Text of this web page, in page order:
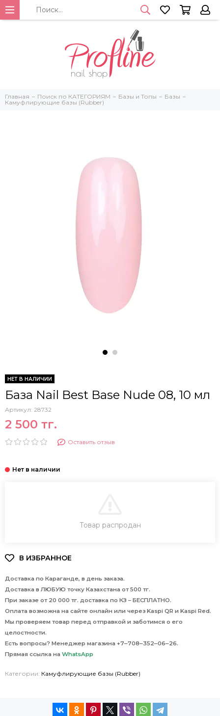
Главная Поиск по КАТЕГОРИЯМ Базы и Топы
Базы
Камуфлирующие базы (Rubber)
НЕТ В НАЛИЧИИ
База Nail Best Base Nude 08, 10 мл
Артикул: 28732
2 500 тг.
Оставить отзыв
Товар распродан
Доставка по Караганде, в день заказа.
Доставка в ЛЮБУЮ точку Казахстана от 500 тг.
При заказе от 20 000 тг. доставка по КЗ – БЕСПЛАТНО.
Оплата возможна на сайте онлайн или через Kaspi QR и Kaspi Red.
Мы проверяем товар перед отправкой и заботимся о его
целостности.
Есть вопросы? Менеджер магазина +7‒708‒352‒06‒26.
Прямая ссылка на WhatsApp
Категории: Камуфлирующие базы (Rubber)